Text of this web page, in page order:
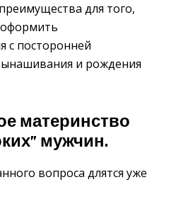
для того,
с посторонней
и рождения
материнство
мужчин.
вопроса длятся уже